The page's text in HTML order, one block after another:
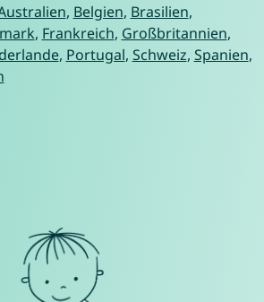
, Belgien, Brasilien,
, Frankreich, Großbritannien,
, Portugal, Schweiz, Spanien,